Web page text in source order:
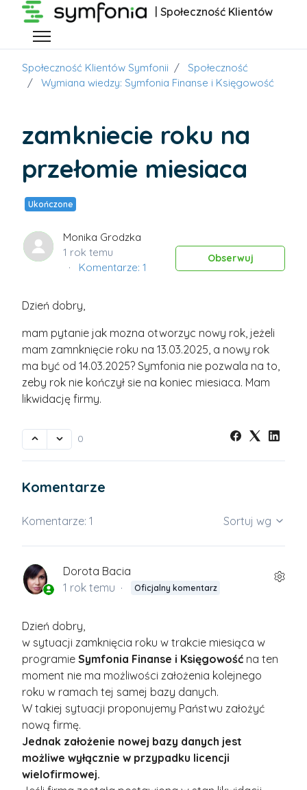
Przejdź do głównej zawartości | Społeczność Klientów
Przełącz menu nawigacyjne
Społeczność Klientów Symfonii
Społeczność
Wymiana wiedzy: Symfonia Finanse i Księgowość
zamkniecie roku na
przełomie miesiaca
Ukończone
Monika Grodzka
1 rok temu
Komentarze: 1
Obserwuj
Dzień dobry,
mam pytanie jak mozna otworzyc nowy rok, jeżeli
mam zamnknięcie roku na 13.03.2025, a nowy rok
ma być od 14.03.2025? Symfonia nie pozwala na to,
zeby rok nie kończył sie na koniec miesiaca. Mam
likwidację firmy.
0
Komentarze
Komentarze: 1 Sortuj wg
Dorota Bacia
1 rok temu
Oficjalny komentarz
Dzień dobry,
w sytuacji zamknięcia roku w trakcie miesiąca w
programie Symfonia Finanse i Księgowość na ten
moment nie ma możliwości założenia kolejnego
roku w ramach tej samej bazy danych.
W takiej sytuacji proponujemy Państwu założyć
nową firmę.
Jednak założenie nowej bazy danych jest
możliwe wyłącznie w przypadku licencji
wielofirmowej.